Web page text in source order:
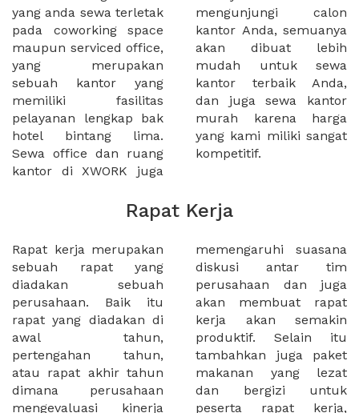
yang anda sewa terletak
pada coworking space
maupun serviced office,
yang merupakan
sebuah kantor yang
memiliki fasilitas
pelayanan lengkap bak
hotel bintang lima.
Sewa office dan ruang
kantor di XWORK juga
mengunjungi calon
kantor Anda, semuanya
akan dibuat lebih
mudah untuk sewa
kantor terbaik Anda,
dan juga sewa kantor
murah karena harga
yang kami miliki sangat
kompetitif.
Rapat Kerja
Rapat kerja merupakan
sebuah rapat yang
diadakan sebuah
perusahaan. Baik itu
rapat yang diadakan di
awal tahun,
pertengahan tahun,
atau rapat akhir tahun
dimana perusahaan
mengevaluasi kinerja
memengaruhi suasana
diskusi antar tim
perusahaan dan juga
akan membuat rapat
kerja akan semakin
produktif. Selain itu
tambahkan juga paket
makanan yang lezat
dan bergizi untuk
peserta rapat kerja,